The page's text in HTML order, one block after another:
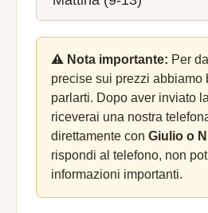
⚠️ Nota importante: Per
precise sui prezzi abbiamo
parlarti. Dopo aver inviato
riceverai una nostra
direttamente con Giulio o
rispondi al telefono, non
informazioni importanti.